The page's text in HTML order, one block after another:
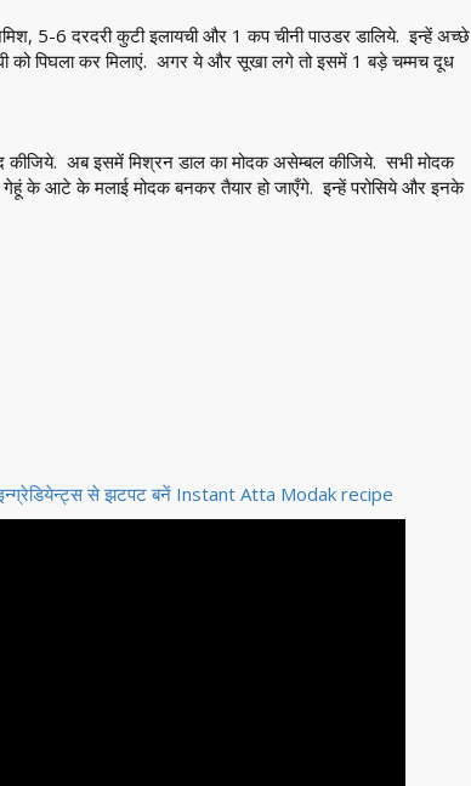
5-6 दरदरी कुटी इलायची और 1 कप चीनी पाउडर डालिये. इन्हें अच्छे
को पिघला कर मिलाएं. अगर ये और सूखा लगे तो इसमें 1 बड़े चम्मच दूध
कीजिये. अब इसमें मिश्रन डाल का मोदक असेम्बल कीजिये. सभी मोदक
के आटे के मलाई मोदक बनकर तैयार हो जाएँगे. इन्हें परोसिये और इनके
से झटपट बनें Instant Atta Modak recipe